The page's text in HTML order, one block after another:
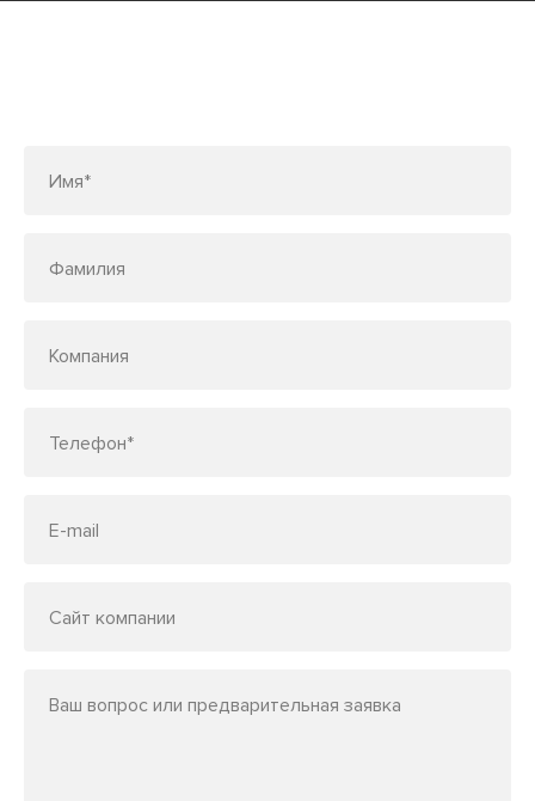
Имя*
Фамилия
Компания
Телефон*
E-mail
Сайт компании
Ваш вопрос или предварительная заявка